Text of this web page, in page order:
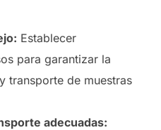
Establecer
para garantizar la
transporte de muestras
adecuadas: